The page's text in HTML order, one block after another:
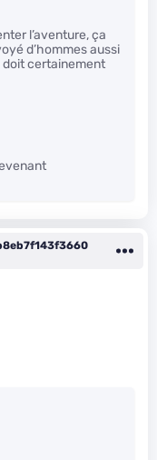
l’aventure, ça
d’hommes aussi
doit certainement